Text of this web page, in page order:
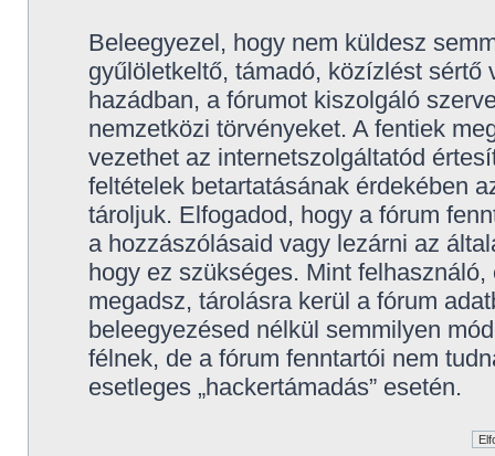
Beleegyezel, hogy nem küldesz
gyűlöletkeltő, támadó, közízlést
hazádban, a fórumot kiszolgáló
nemzetközi törvényeket. A fentiek
vezethet az internetszolgáltatód
feltételek betartatásának érdekében
tároljuk. Elfogadod, hogy a fórum
a hozzászólásaid vagy lezárni az
hogy ez szükséges. Mint
megadsz, tárolásra kerül a fórum
beleegyezésed nélkül semmilyen
félnek, de a fórum fenntartói nem
esetleges „hackertámadás” esetén.